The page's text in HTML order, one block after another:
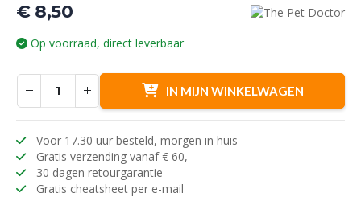
€8,50
Op voorraad, direct leverbaar
IN MIJN WINKELWAGEN
Voor 17.30 uur besteld, morgen in huis
Gratis verzending vanaf € 60,-
30 dagen retourgarantie
Gratis cheatsheet per e-mail